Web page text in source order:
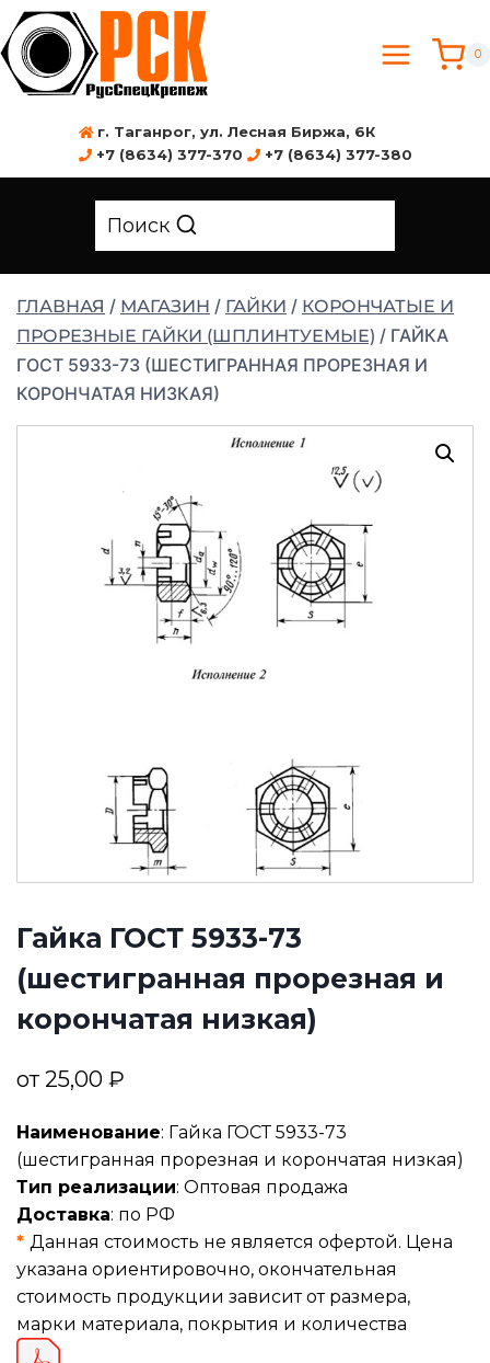
0
г. Таганрог, ул. Лесная Биржа, 6К
+7 (8634) 377-370
+7 (8634) 377-380
Поиск
ГЛАВНАЯ / МАГАЗИН / ГАЙКИ / КОРОНЧАТЫЕ И
ПРОРЕЗНЫЕ ГАЙКИ (ШПЛИНТУЕМЫЕ) / ГАЙКА
ГОСТ 5933-73 (ШЕСТИГРАННАЯ ПРОРЕЗНАЯ И
КОРОНЧАТАЯ НИЗКАЯ)
Гайка ГОСТ 5933-73
(шестигранная прорезная и
корончатая низкая)
от 25,00 ₽
Наименование: Гайка ГОСТ 5933-73
(шестигранная прорезная и корончатая низкая)
Тип реализации: Оптовая продажа
Доставка: по РФ
* Данная стоимость не является офертой. Цена
указана ориентировочно, окончательная
стоимость продукции зависит от размера,
марки материала, покрытия и количества